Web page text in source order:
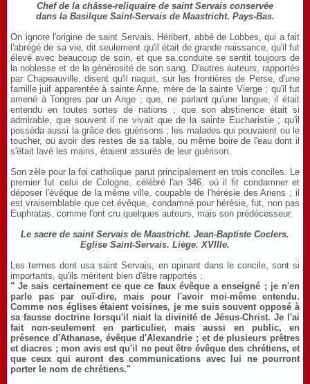
Chef de la châsse-reliquaire de saint Servais conservée
dans la Basilque Saint-Servais de Maastricht. Pays-Bas.
On ignore l'origine de saint Servais. Héribert, abbé de Lobbes, qui a fait
l'abrégé de sa vie, dit seulement qu'il était de grande naissance, qu'il fut
élevé avec beaucoup de soin, et que sa conduite se sentit toujours de
la noblesse et de la générosité de son sang. D'autres auteurs, rapportés
par Chapeauville, disent qu'il naquit, sur les frontières de Perse, d'une
famille juif apparentée à sainte Anne, mère de la sainte Vierge ; qu'il fut
amené à Tongres par un Ange ; que, ne parlant qu'une langue, il était
entendu en toutes sortes de nations ; que son abstinence était si
admirable, que souvent il ne vivait que de la sainte Eucharistie ; qu'il
posséda aussi la grâce des guérisons ; les malades qui pouvaient ou le
toucher, ou avoir des restes de sa table, ou même boire de l'eau dont il
s'était lavé les mains, étaient assurés de leur guérison.
Son zèle pour la foi catholique parut principalement en trois conciles. Le
premier fut celui de Cologne, célébré l'an 346, où il fit condamner et
déposer l'évêque de la même ville, coupable de l'hérésie des Ariens ; il
est vraisemblable que cet évêque, condamné pour hérésie, fut, non pas
Euphratas, comme l'ont cru quelques auteurs, mais son prédécesseur.
Le sacre de saint Servais de Maastricht. Jean-Baptiste Coclers.
Eglise Saint-Servais. Liège. XVIIIe.
Les termes dont usa saint Servais, en opinant dans le concile, sont si
importants, qu'ils méritent bien d'être rapportés :
" Je sais certainement ce que ce faux évêque a enseigné ; je n'en
parle pas par ouï-dire, mais pour l'avoir moi-même entendu.
Comme nos églises étaient voisines, je me suis souvent opposé à
sa fausse doctrine lorsqu'il niait la divinité de Jésus-Christ. Je l'ai
fait non-seulement en particulier, mais aussi en public, en
présence d'Athanase, évêque d'Alexandrie ; et de plusieurs prêtres
et diacres ; mon avis est qu'il ne peut être évêque des chrétiens, et
que ceux qui auront des communications avec lui ne pourront
porter le nom de chrétiens."